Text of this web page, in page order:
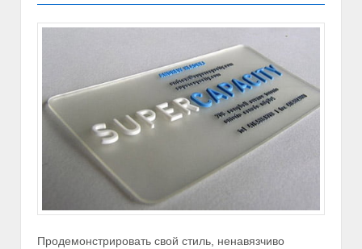
Продемонстрировать свой стиль, ненавязчиво